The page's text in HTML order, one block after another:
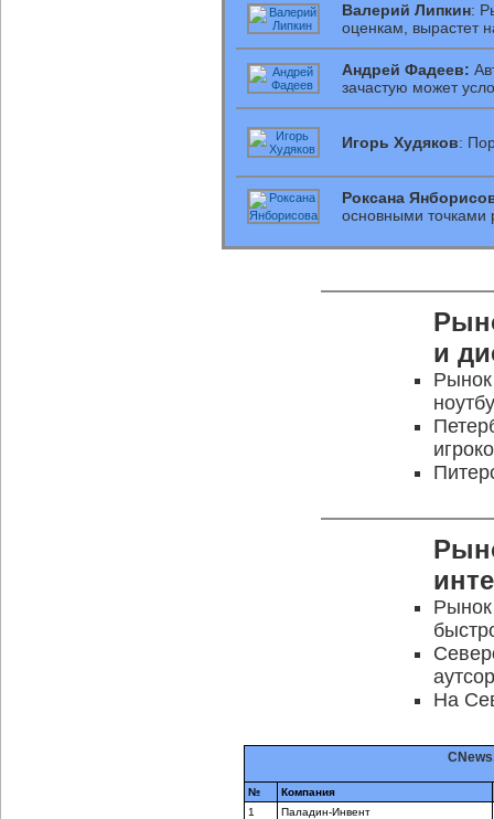
Валерий Липкин:
оценкам, вырастет
Андрей Фадеев:
зачастую может
Игорь Худяков:
Роксана
основными точками
и
Рынок
На
№
Компания
1
Паладин-Инвент